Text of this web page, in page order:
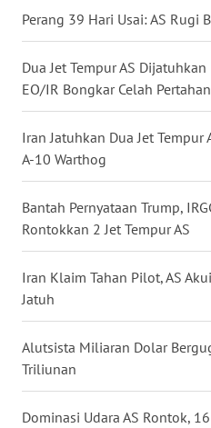
Perang 39 Hari Usai: AS Rugi
Dua Jet Tempur AS
EO/IR Bongkar Celah
Iran Jatuhkan Dua Jet Tempur
A-10 Warthog
Bantah Pernyataan Trump,
Rontokkan 2 Jet Tempur AS
Iran Klaim Tahan Pilot, AS
Jatuh
Alutsista Miliaran Dolar
Triliunan
Dominasi Udara AS Rontok,
WN
BABEL
WN
SUMBAR
WN
SUMSEL
WN
BENGKULU